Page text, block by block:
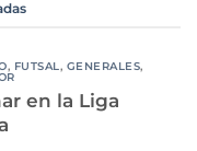
, FUTSAL, GENERALES,
en la Liga